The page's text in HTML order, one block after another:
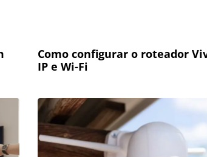
Como configurar o roteador
IP e Wi-Fi